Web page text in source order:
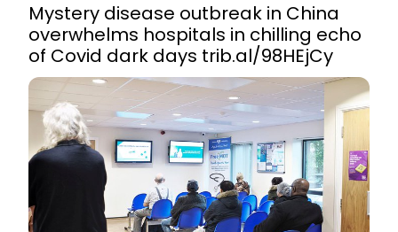
Mystery disease outbreak in China
overwhelms hospitals in chilling echo
of Covid dark days trib.al/98HEjCy